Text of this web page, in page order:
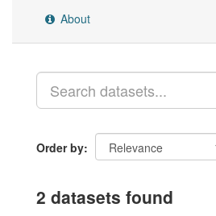
About
Order by
2 datasets found